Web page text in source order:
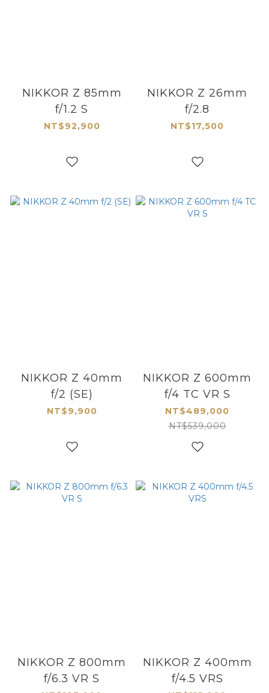
NIKKOR Z 85mm
f/1.2 S
NT$92,900
NIKKOR Z 26mm
f/2.8
NT$17,500
NIKKOR Z 40mm
f/2 (SE)
NT$9,900
NIKKOR Z 600mm
f/4 TC VR S
NT$489,000
NT$539,000
NIKKOR Z 800mm
f/6.3 VR S
NIKKOR Z 400mm
f/4.5 VRS